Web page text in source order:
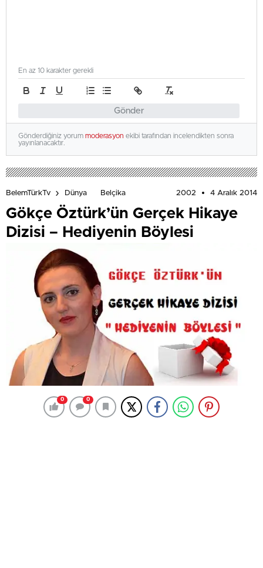
Gönder
En az 10 karakter gerekli
Gönderdiğiniz yorum moderasyon ekibi tarafından incelendikten sonra
yayınlanacaktır.
BelemTürkTv Dünya Belçika 2002 4 Aralık 2014
Gökçe Öztürk’ün Gerçek Hikaye
Dizisi – Hediyenin Böylesi
0 0